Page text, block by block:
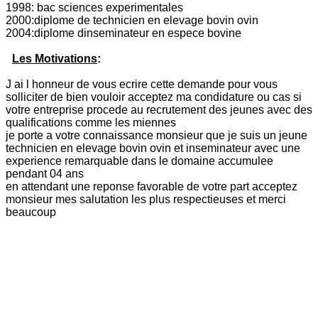
1998: bac sciences experimentales
2000:diplome de technicien en elevage bovin ovin
2004:diplome dinseminateur en espece bovine
Les Motivations:
J ai l honneur de vous ecrire cette demande pour vous
solliciter de bien vouloir acceptez ma condidature ou cas si
votre entreprise procede au recrutement des jeunes avec des
qualifications comme les miennes
je porte a votre connaissance monsieur que je suis un jeune
technicien en elevage bovin ovin et inseminateur avec une
experience remarquable dans le domaine accumulee
pendant 04 ans
en attendant une reponse favorable de votre part acceptez
monsieur mes salutation les plus respectieuses et merci
beaucoup